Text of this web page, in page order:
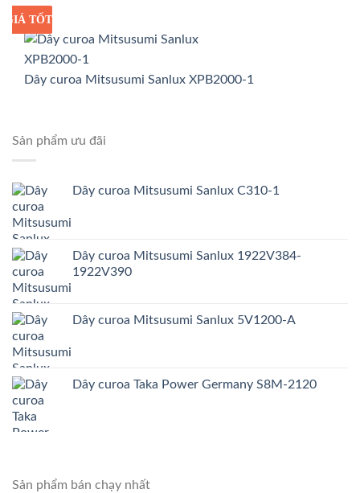
GIÁ SỈ
GIÁ TỐT
Dây curoa Mitsusumi Sanlux XPB2000-1
Sản phẩm ưu đãi
Dây curoa Mitsusumi Sanlux C310-1
Dây curoa Mitsusumi Sanlux 1922V384-
1922V390
Dây curoa Mitsusumi Sanlux 5V1200-A
Dây curoa Taka Power Germany S8M-2120
Sản phẩm bán chạy nhất